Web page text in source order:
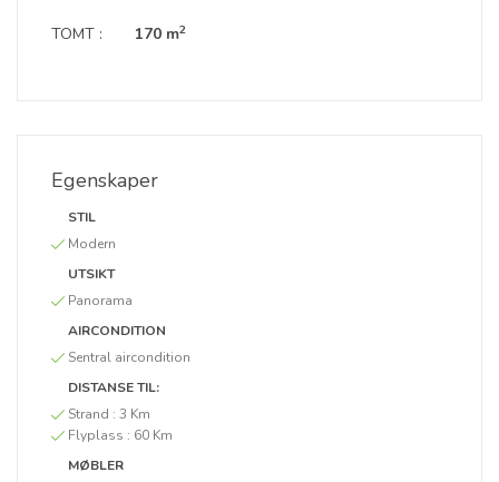
TOMT : 170 m2
Egenskaper
STIL
Modern
UTSIKT
Panorama
AIRCONDITION
Sentral aircondition
DISTANSE TIL:
Strand : 3 Km
Flyplass : 60 Km
MØBLER